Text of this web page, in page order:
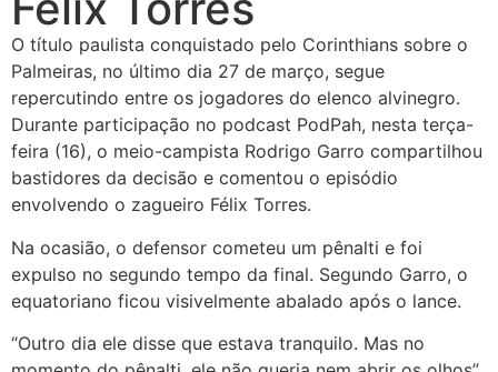
O título paulista conquistado pelo Corinthians sobre o
Palmeiras, no último dia 27 de março, segue
repercutindo entre os jogadores do elenco alvinegro.
Durante participação no podcast PodPah, nesta terça-
feira (16), o meio-campista Rodrigo Garro compartilhou
bastidores da decisão e comentou o episódio
envolvendo o zagueiro Félix Torres.
Na ocasião, o defensor cometeu um pênalti e foi
expulso no segundo tempo da final. Segundo Garro, o
equatoriano ficou visivelmente abalado após o lance.
“Outro dia ele disse que estava tranquilo. Mas no